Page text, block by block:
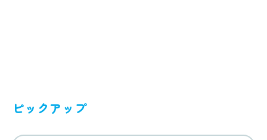
ピックアップ